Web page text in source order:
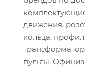
движения,
кольца,
пульты.